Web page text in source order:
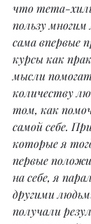
что тета-
пользу
сама впервые
курсы как
мысли
количеству
том, как
самой себе.
которые я
первые
на себе, я
другими
получали